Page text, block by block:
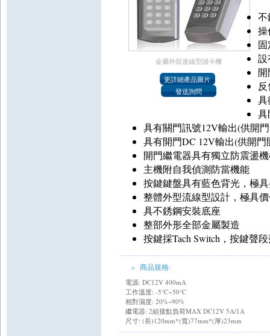
金屬外殼連線型讀卡機
不
操
設
具
具
具有關門訊號12V輸出(供開
具有開門DC 12V輸出(供開門
開門繼電器具有獨立防震盪
主機附自我偵測防當機能
按鍵鍵盤具有藍色背光，極
整體外型流線型設計，極具
具不銹鋼安裝底座
整部外形全部金屬製造
按鍵採Tach Switch，按鍵聲
» 商品規格:
電源: DC12V 400mA
工作溫度: -5℃~50℃
相對濕度: 20%~90%
繼電器: 2組接點負荷MAX DC12V 5A/1A
尺寸: (長)120mm*(寬)77mm*(厚)23mm